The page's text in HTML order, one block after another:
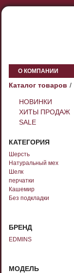
О КОМПАНИИ
Каталог товаров
НОВИНКИ
ХИТЫ ПРОДАЖ
SALE
КАТЕГОРИЯ
Шерсть
Натуральный мех
Шелк
перчатки
Кашемир
Без подкладки
БРЕНД
EDMINS
МОДЕЛЬ